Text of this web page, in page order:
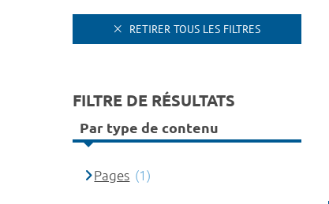
RETIRER TOUS LES FILTRES
FILTRE DE RÉSULTATS
Par type de contenu
Pages (1)